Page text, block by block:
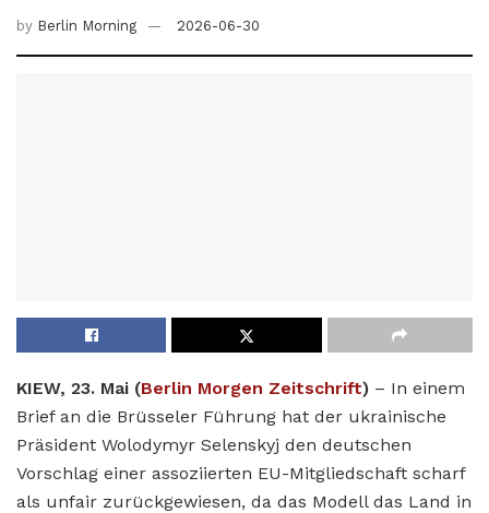
by Berlin Morning 2026-06-30
KIEW, 23. Mai (Berlin Morgen Zeitschrift) – In einem
Brief an die Brüsseler Führung hat der ukrainische
Präsident Wolodymyr Selenskyj den deutschen
Vorschlag einer assoziierten EU-Mitgliedschaft scharf
als unfair zurückgewiesen, da das Modell das Land in